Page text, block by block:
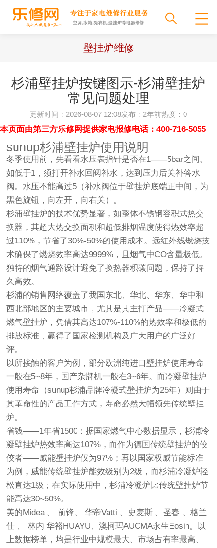
壁挂炉维修
杉浦壁挂炉按键图示-杉浦壁挂炉
常见问题处理
更新时间：2026-08-07 12:08发布：2年前热度：0
本页面由第三方乐修网提供家电报修电话：400-716-5055
sunup杉浦壁挂炉使用说明
冬季使用前，先看看水压表指针是否在1——5bar之间。
如低于1，须打开补水回阀补水，达到压力后关补答水
阀。水压不能高过5（补水阀位于壁挂炉底端正中间，为
黑色旋钮，向左开，向右关）。
杉浦壁挂炉的技术优势显著，如整体不锈钢容积式热交
换器，其超大热交换面积和超低排烟温度使得热效率超
过110%，节省了30%-50%的使用成本。远红外线燃烧技
术确保了燃烧效率高达9999%，且烟气中CO含量极低。
独特的烟气通路设计避免了换热器积碳问题，保持了持
久高效。
杉浦的销售网络覆盖了我国东北、华北、华东、华中和
西北部地区的主要城市，尤其是其主打产品——冷凝式
燃气壁挂炉，凭借其高达107%-110%的热效率和极低的
排放标准，赢得了国家检测机构及广大用户的广泛好
评。
以所接触的客户为例，部分欧洲纯进口壁挂炉使用寿命
一般在5~8年，国产杂牌机一般在3~6年。而冷凝壁挂炉
使用寿命（sunup杉浦品牌冷凝式壁挂炉为25年）则由于
其革命性的产品工作方式，寿命必然大幅领先传统壁挂
炉。
省钱——1年省1500：据国家燃气中心数据显示，杉浦冷
凝壁挂炉热效率高达107%，而作为德国传统壁挂炉的佼
佼者——威能壁挂炉仅为97%；再以国家权威节能标准
为例，威能传统壁挂炉能效级别为2级，而杉浦冷凝炉轻
松直达1级；在实际使用中，杉浦冷凝炉比传统壁挂炉节
能高达30~50%。
美的Midea 、 前锋、 华帝Vatti 、史麦斯 、圣春 、格兰
仕 、 林内 华裕HUAYU、澳柯玛AUCMA永生Eosin。以
上数据榜单，均是行业中规模最大、市场占有率最高、